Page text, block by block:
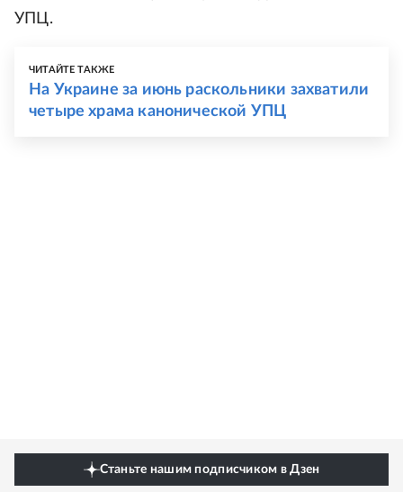
УПЦ.
ЧИТАЙТЕ ТАКЖЕ
На Украине за июнь раскольники захватили
четыре храма канонической УПЦ
Станьте нашим подписчиком в Дзен